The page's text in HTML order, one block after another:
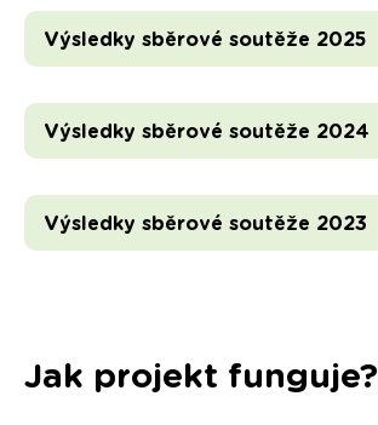
Výsledky sběrové soutěže 2025
Výsledky sběrové soutěže 2024
Výsledky sběrové soutěže 2023
Jak projekt funguje?